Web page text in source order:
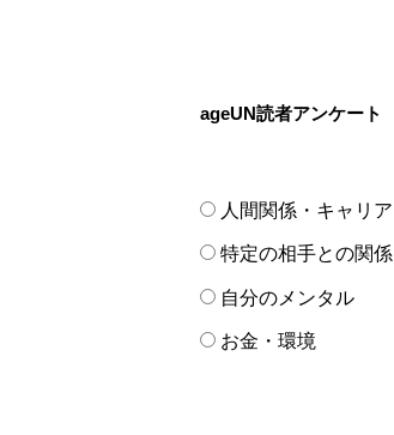
ageUN読者アンケート
人間関係・キャリア
特定の相手との関係
自分のメンタル
お金・環境